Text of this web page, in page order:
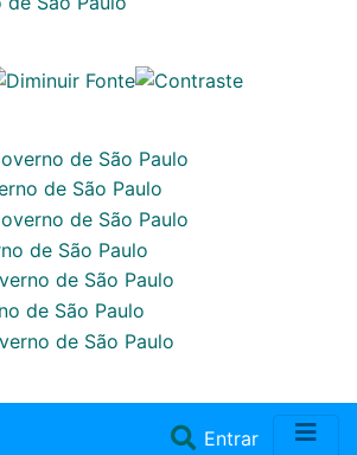
Entrar(current)